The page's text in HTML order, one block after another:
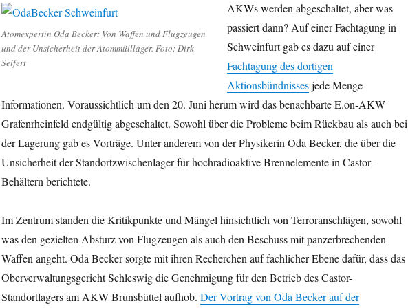
Atomexpertin Oda Becker: Von Waffen und Flugzeugen
und der Unsicherheit der Atommülllager. Foto: Dirk
Seifert
AKWs werden abgeschaltet, aber was
passiert dann? Auf einer Fachtagung in
Schweinfurt gab es dazu auf einer
Fachtagung des dortigen
Aktionsbündnissesjede Menge
Informationen. Voraussichtlich um den 20. Juni herum wird das benachbarte E.on-AKW
Grafenrheinfeld endgültig abgeschaltet. Sowohl über die Probleme beim Rückbau als auch bei
der Lagerung gab es Vorträge. Unter anderem von der Physikerin Oda Becker, die über die
Unsicherheit der Standortzwischenlager für hochradioaktive Brennelemente in Castor-
Behältern berichtete.
Im Zentrum standen die Kritikpunkte und Mängel hinsichtlich von Terroranschlägen, sowohl
was den gezielten Absturz von Flugzeugen als auch den Beschuss mit panzerbrechenden
Waffen angeht. Oda Becker sorgte mit ihren Recherchen auf fachlicher Ebene dafür, dass das
Oberverwaltungsgericht Schleswig die Genehmigung für den Betrieb des Castor-
Standortlagers am AKW Brunsbüttel aufhob. Der Vortrag von Oda Becker auf der